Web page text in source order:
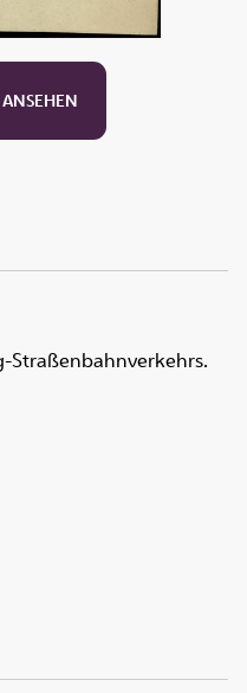
Straßenbahnverkehrs.